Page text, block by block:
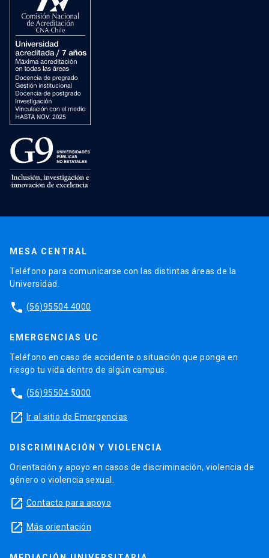
MESA CENTRAL
Teléfono para comunicarse con las distintas áreas de la
Universidad.
phone (56)95504 4000
EMERGENCIAS UC
Teléfono en caso de accidente o situación que ponga en
riesgo tu vida dentro de algún campus.
phone (56)95504 5000
launch Ir al sitio de Emergencias
DISCRIMINACIÓN Y VIOLENCIA
Orientación y apoyo en casos de discriminación, violencia de
género o violencia sexual.
launch Contacto para apoyo
launch Más orientación